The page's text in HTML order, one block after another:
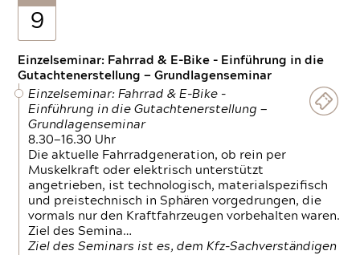
9
Einzelseminar: Fahrrad & E-Bike - Einführung in die
Gutachtenerstellung — Grundlagenseminar
Einzelseminar: Fahrrad & E-Bike -
Einführung in die Gutachtenerstellung —
Grundlagenseminar
8.30—16.30 Uhr
Die aktuelle Fahrradgeneration, ob rein per
Muskelkraft oder elektrisch unterstützt
angetrieben, ist technologisch, materialspezifisch
und preistechnisch in Sphären vorgedrungen, die
vormals nur den Kraftfahrzeugen vorbehalten waren.
Ziel des Semina…
Ziel des Seminars ist es, dem Kfz-Sachverständigen